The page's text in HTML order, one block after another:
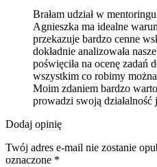
Brałam udział w
Agnieszka ma idealne
przekazuje bardzo cenne
dokładnie analizowała
poświęciła na ocenę zadań
wszystkim co robimy
Moim zdaniem bardzo
prowadzi swoją działalność
Dodaj opinię
Twój adres e-mail nie zostanie
oznaczone *